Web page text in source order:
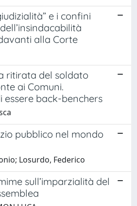
e i confini
alla Corte
ritirata del soldato
ai Comuni.
essere back-benchers
pubblico nel mondo
Losurdo, Federico
sull’imparzialità del